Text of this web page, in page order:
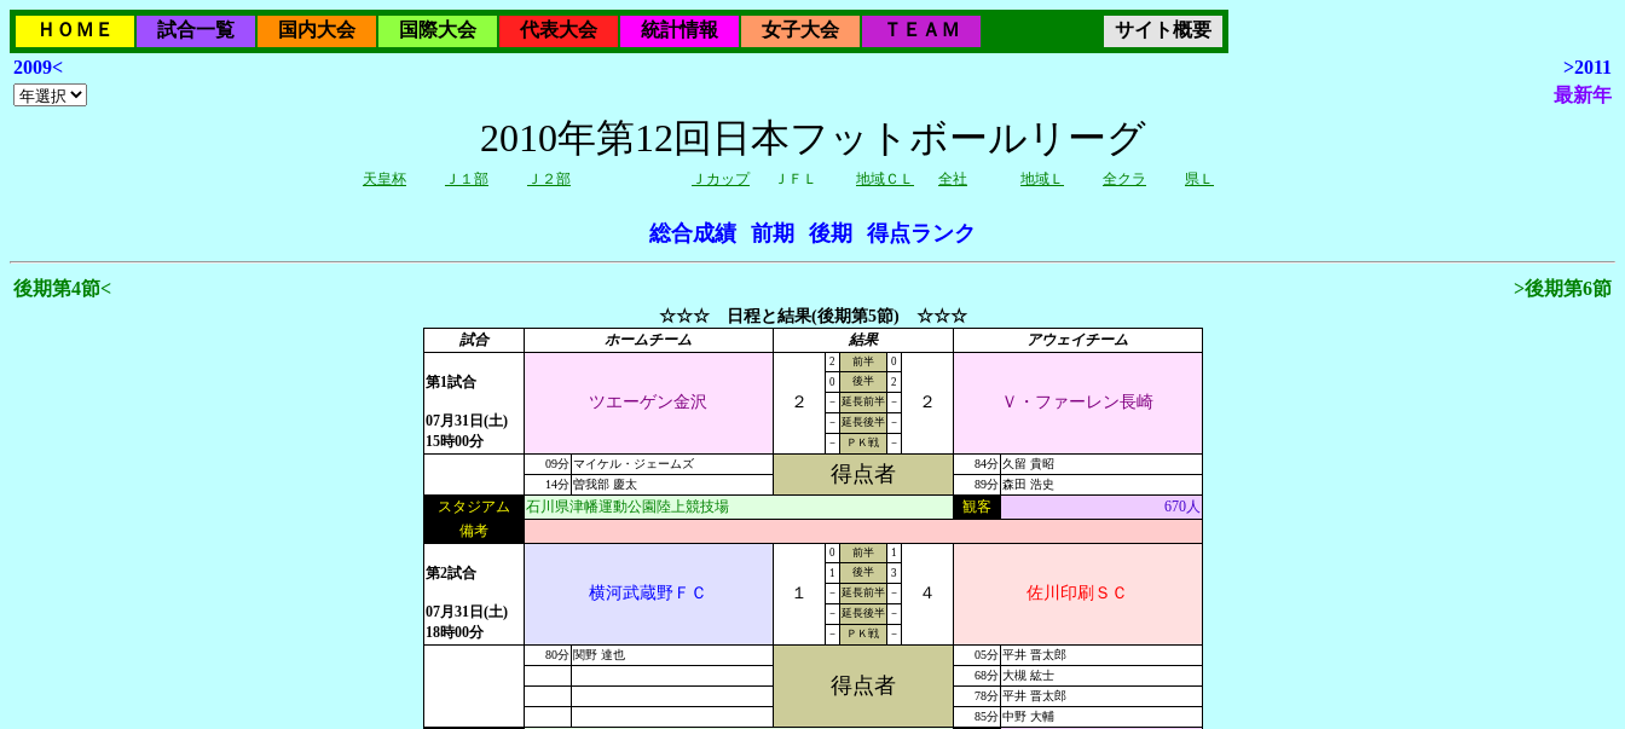
ＨＯＭＥ 試合一覧 国内大会 国際大会 代表大会 統計情報 女子大会 ＴＥＡＭ
サイト概要
2009<
>2011
最新年
2010年第12回日本フットボールリーグ
天皇杯 Ｊ１部 Ｊ２部 Ｊカップ ＪＦＬ 地域ＣＬ 全社 地域Ｌ 全クラ 県Ｌ
総合成績 前期 後期 得点ランク
後期第4節< >後期第6節
☆☆☆ 日程と結果(後期第5節) ☆☆☆
試合 ホームチーム 結果 アウェイチーム
第1試合
07月31日(土)
15時00分
ツエーゲン金沢 ２
2 前半 0
２ Ｖ・ファーレン長崎
0 後半
2
－ 延長前半 －
－ 延長後半 －
－
ＰＫ戦 －
09分 マイケル・ジェームズ 得点者 84分 久留 貴昭
14分 曽我部 慶太 89分 森田 浩史
スタジアム 石川県津幡運動公園陸上競技場 観客
670人
備考
第2試合
07月31日(土)
18時00分
横河武蔵野ＦＣ １
0 前半 1
４ 佐川印刷ＳＣ
1 後半
3
－ 延長前半 －
－ 延長後半 －
－
ＰＫ戦 －
80分 関野 達也
得点者
05分 平井 晋太郎
68分 大槻 紘士
78分 平井 晋太郎
85分 中野 大輔